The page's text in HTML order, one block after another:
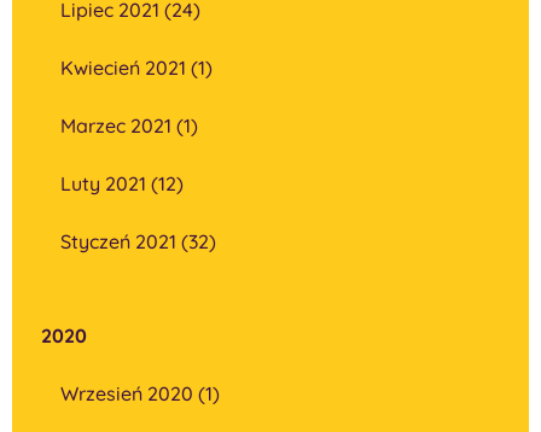
Lipiec 2021 (24)
Kwiecień 2021 (1)
Marzec 2021 (1)
Luty 2021 (12)
Styczeń 2021 (32)
2020
Wrzesień 2020 (1)